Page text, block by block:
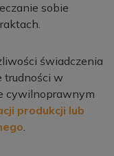
sobie
świadczenia
trudności w
cywilnoprawnym
produkcji lub
.